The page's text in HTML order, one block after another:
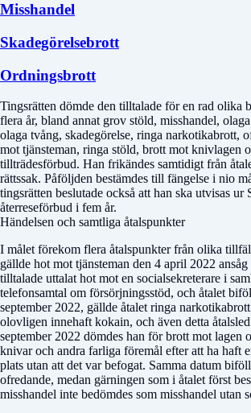
Misshandel
Skadegörelsebrott
Ordningsbrott
Tingsrätten dömde den tilltalade för en rad olika
flera år, bland annat grov stöld, misshandel,
olaga tvång, skadegörelse, ringa narkotikabrott,
mot tjänsteman, ringa stöld, brott mot knivlagen
tillträdesförbud. Han frikändes samtidigt från
rättssak. Påföljden bestämdes till fängelse i nio
tingsrätten beslutade också att han ska utvisas ur
återreseförbud i fem år.
Händelsen och samtliga åtalspunkter
I målet förekom flera åtalspunkter från olika
gällde hot mot tjänsteman den 4 april 2022
tilltalade uttalat hot mot en socialsekreterare i
telefonsamtal om försörjningsstöd, och åtalet
september 2022, gällde åtalet ringa
olovligen innehaft kokain, och även detta
september 2022 dömdes han för brott mot lagen
knivar och andra farliga föremål efter att ha haft
plats utan att det var befogat. Samma datum
ofredande, medan gärningen som i åtalet först
misshandel inte bedömdes som misshandel utan